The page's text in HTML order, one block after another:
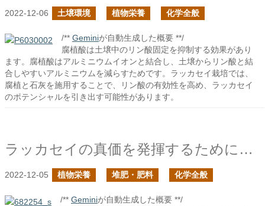
2022-12-06 土壌環境 植物栄養 化学全般
/** Geminiが自動生成した概要 **/
腐植酸は土壌中のリン酸固定を抑制する効果があり
ます。腐植酸はアルミニウムイオンと結合し、土壌からリン酸と結
合しやすいアルミニウムを減らすためです。ラッカセイ栽培では、
腐植と石灰を施用することで、リン酸の有効性を高め、ラッカセイ
のポテンシャルを引き出す可能性があります。
ラッカセイの真価を発揮するために石灰施肥に注意する必要がありそうだ
2022-12-05 植物栄養 堆肥・肥料 化学全般
/** Geminiが自動生成した概要 **/